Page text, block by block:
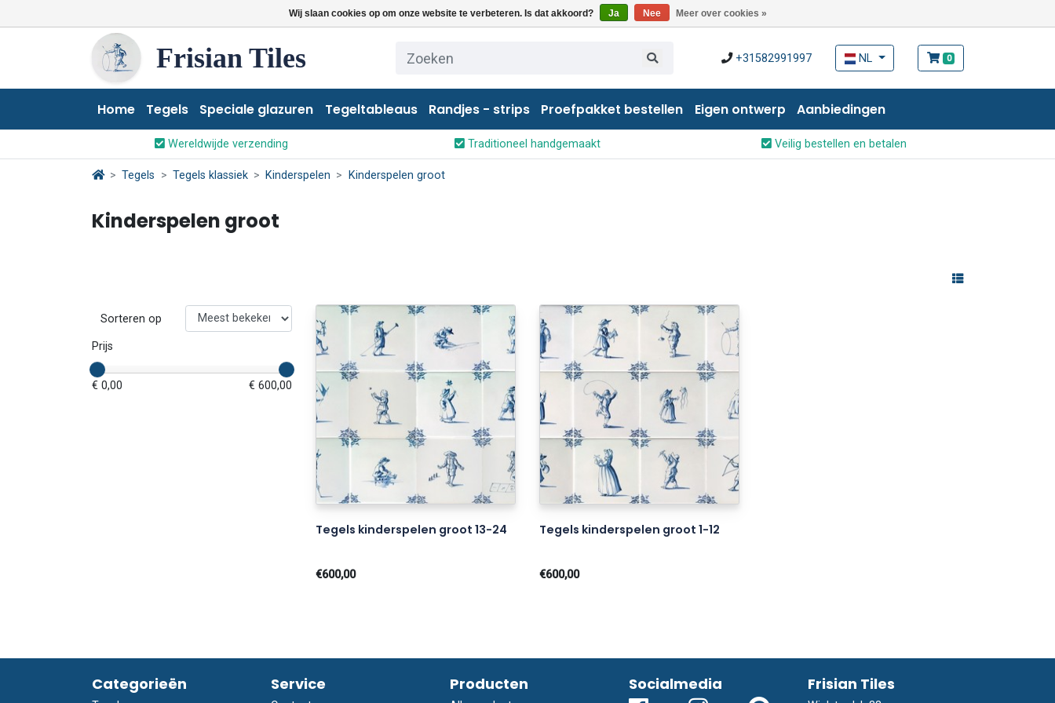
Wij slaan cookies op om onze website te verbeteren. Is dat akkoord? Ja Nee Meer over cookies »
Frisian Tiles +31582991997 NL 0
Home Tegels Speciale glazuren Tegeltableaus Randjes - strips Proefpakket bestellen Eigen ontwerp Aanbiedingen
Wereldwijde verzending Traditioneel handgemaakt Veilig bestellen en betalen
Tegels Tegels klassiek Kinderspelen Kinderspelen groot
Kinderspelen groot
Sorteren op
Prijs
€ 0,00 € 600,00
Tegels kinderspelen groot 13-24
€600,00
Tegels kinderspelen groot 1-12
€600,00
Categorieën Service Producten Socialmedia Frisian Tiles